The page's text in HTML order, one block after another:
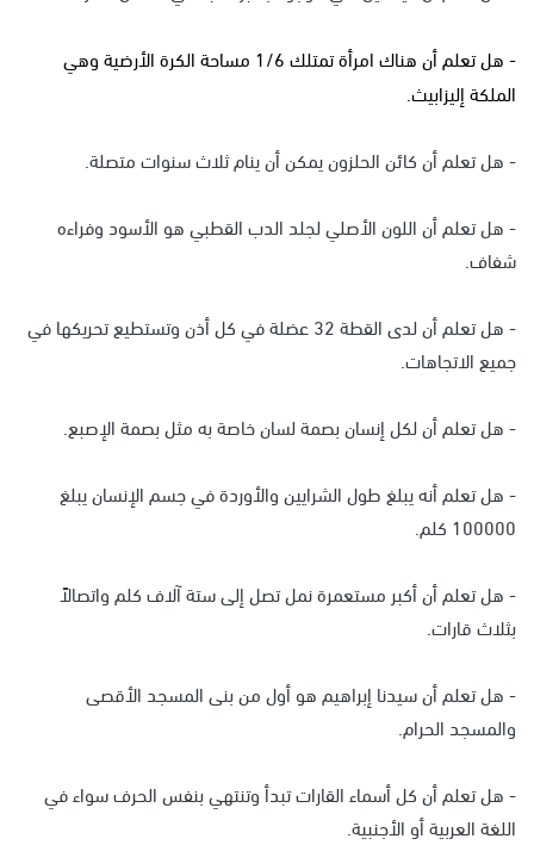
- هل تعلم أن هناك امرأة تمتلك 1/6 مساحة الكرة الأرضية وهي
الملكة إليزابيث.
- هل تعلم أن كائن الحلزون يمكن أن ينام ثلاث سنوات متصلة.
- هل تعلم أن اللون الأصلي لجلد الدب القطبي هو الأسود وفراءه
شفاف.
- هل تعلم أن لدى القطة 32 عضلة في كل أذن وتستطيع تحريكها في
جميع الاتجاهات.
- هل تعلم أن لكل إنسان بصمة لسان خاصة به مثل بصمة الإصبع.
- هل تعلم أنه يبلغ طول الشرايين والأوردة في جسم الإنسان يبلغ
100000 كلم.
- هل تعلم أن أكبر مستعمرة نمل تصل إلى ستة آلاف كلم واتصالاً
بثلاث قارات.
- هل تعلم أن سيدنا إبراهيم هو أول من بنى المسجد الأقصى
والمسجد الحرام.
- هل تعلم أن كل أسماء القارات تبدأ وتنتهي بنفس الحرف سواء في
اللغة العربية أو الأجنبية.